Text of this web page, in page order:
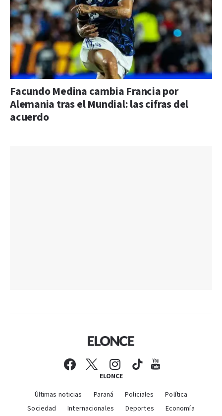
Facundo Medina cambia Francia por
Alemania tras el Mundial: las cifras del
acuerdo
ELONCE
Últimas noticias Paraná Policiales
Política
Sociedad
Internacionales Deportes Economía